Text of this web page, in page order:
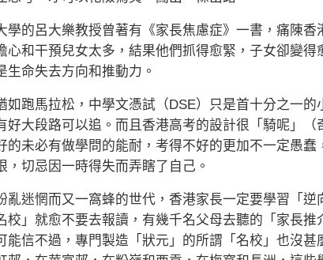
的呂大樂教授曾著有《家長焦慮症》一書，痛陳香
心和干預兒女太多，結果他們抓得愈緊，子女卻變
生命失去方向和推動力。
跑馬拉松，中學文憑試（DSE）只是首十分之一的
好大段路可以追。而且香港高考的設計很「騎呢」
的未必有做學問的能耐，考得不好的更加不一定愚
，切忌因一時得失而弄瞎了自己。
惘而又一窩蜂的世代，香港家長一定要學習「逆
校」就愈不要去報讀，有幾千名父母去聽的「家長
能信不過，專門製造「狀元」的所謂「名校」也沒